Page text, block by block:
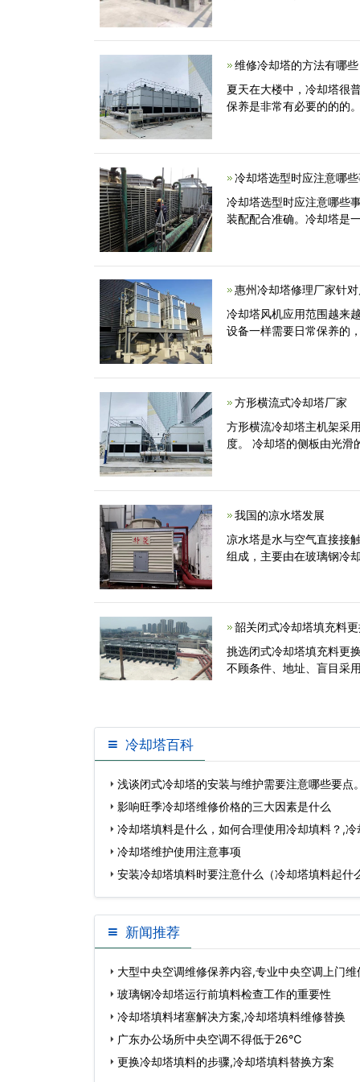
维修冷却塔的方法有哪些
夏天在大楼中，冷却塔很
保养是非常有必要的的的
冷却塔选型时应注意哪
冷却塔选型时应注意哪些
装配配合准确。冷却塔是
惠州冷却塔修理厂家针
冷却塔风机应用范围越来
设备一样需要日常保养的
方形横流式冷却塔厂家
方形横流冷却塔主机架采
度。 冷却塔的侧板由光滑
我国的凉水塔发展
凉水塔是水与空气直接接
组成，主要由在玻璃钢冷
韶关闭式冷却塔填充料
挑选闭式冷却塔填充料更
不顾条件、地址、盲目采
冷却塔百科
浅谈闭式冷却塔的安装与维护需要注意哪些要点
设计注意事…
影响旺季冷却塔维修价格的三大因素是什么
冷却塔填料是什么，如何合理使用冷却填料？,
么意思…
冷却塔维护使用注意事项
安装冷却塔填料时要注意什么（冷却塔填料起什
塔填料安装图解…
新闻推荐
大型中央空调维修保养内容,专业中央空调上门
玻璃钢冷却塔运行前填料检查工作的重要性
冷却塔填料堵塞解决方案,冷却塔填料维修替换
广东办公场所中央空调不得低于26℃
更换冷却塔填料的步骤,冷却塔填料替换方案